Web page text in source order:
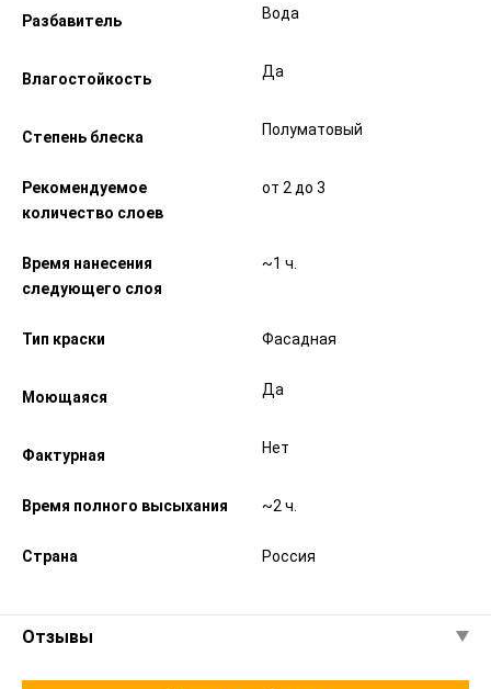
Разбавитель Вода
Влагостойкость Да
Степень блеска Полуматовый
Рекомендуемое
количество слоев
от 2 до 3
Время нанесения
следующего слоя
~1 ч.
Тип краски Фасадная
Моющаяся Да
Фактурная Нет
Время полного высыхания ~2 ч.
Страна Россия
Отзывы